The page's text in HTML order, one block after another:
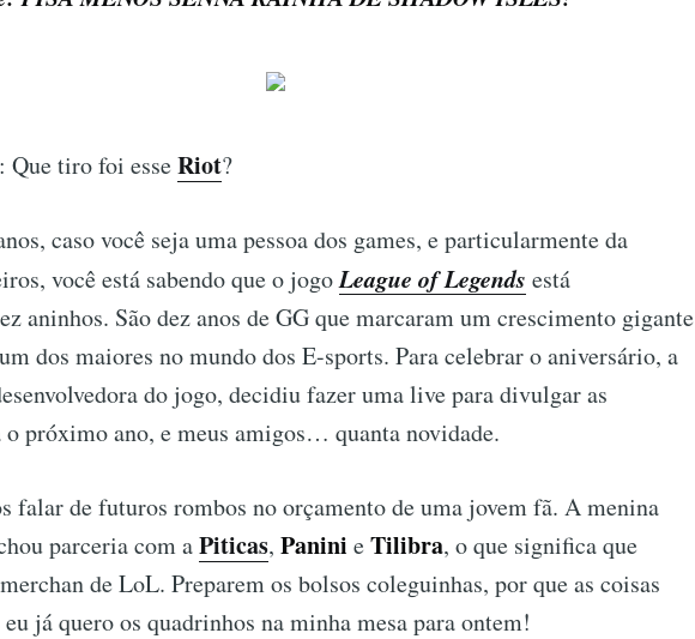
Que tiro foi esseRiot?
caso você seja uma pessoa dos games, e particularmente da
você está sabendo que o jogoLeague of Legends está
aninhos. São dez anos de GG que marcaram um crescimento gigante
dos maiores no mundo dos E-sports. Para celebrar o aniversário, a
do jogo, decidiu fazer uma live para divulgar as
o próximo ano, e meus amigos… quanta novidade.
falar de futuros rombos no orçamento de uma jovem fã. A menina
parceria com aPiticas, Panini eTilibra, o que significa que
de LoL. Preparem os bolsos coleguinhas, por que as coisas
já quero os quadrinhos na minha mesa para ontem!